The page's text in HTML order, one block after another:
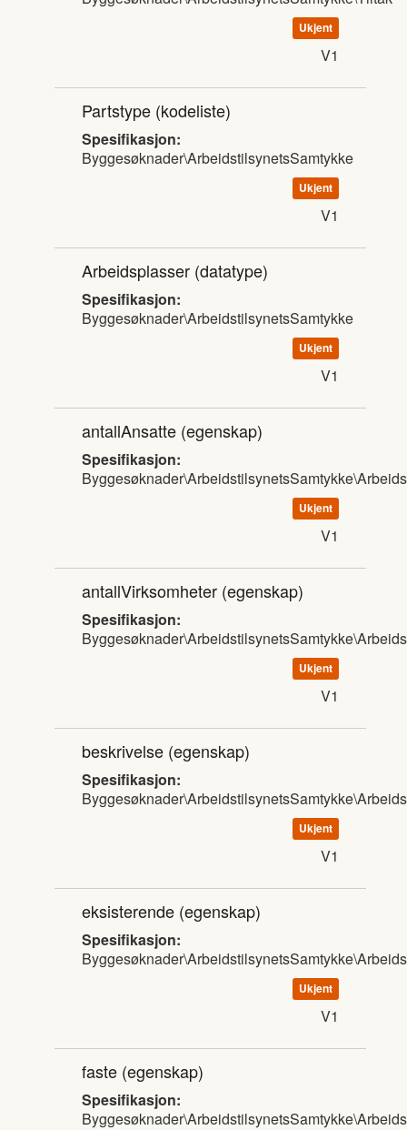
Ukjent
V1
Partstype (kodeliste)
Spesifikasjon:
Byggesøknader\ArbeidstilsynetsSamtykke
Ukjent
V1
Arbeidsplasser (datatype)
Spesifikasjon:
Byggesøknader\ArbeidstilsynetsSamtykke
Ukjent
V1
antallAnsatte (egenskap)
Spesifikasjon:
Ukjent
V1
antallVirksomheter (egenskap)
Spesifikasjon:
Ukjent
V1
beskrivelse (egenskap)
Spesifikasjon:
Ukjent
V1
eksisterende (egenskap)
Spesifikasjon:
Ukjent
V1
faste (egenskap)
Spesifikasjon: